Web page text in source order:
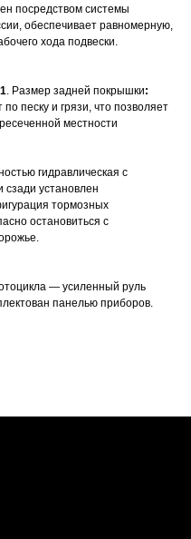
посредством системы
обеспечивает равномерную,
хода подвески.
. Размер задней покрышки:
песку и грязи, что позволяет
местности
гидравлическая с
установлен
тормозных
остановиться с
— усиленный руль
панелью приборов.